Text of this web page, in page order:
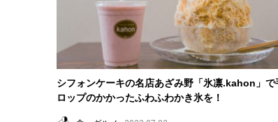
シフォンケーキの名店あざみ野「氷凛.kahon」で
ロップのかかったふわふわかき氷を！